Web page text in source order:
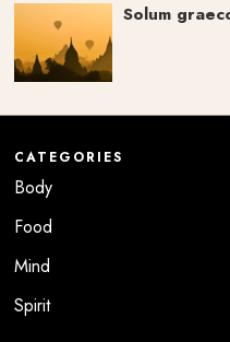
Solum
CATEGORIES
Body
Food
Mind
Spirit